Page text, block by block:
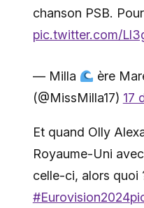
chanson PSB.
pic.twitter.com/
— Milla
ère
(@MissMilla17) 17
Et quand Olly
Royaume-Uni
celle-ci, alors quoi
#Eurovision2024